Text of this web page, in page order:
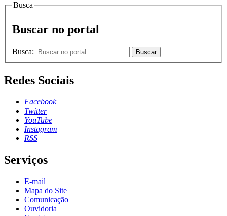
Busca
Buscar no portal
Busca: Buscar
Redes Sociais
Facebook
Twitter
YouTube
Instagram
RSS
Serviços
E-mail
Mapa do Site
Comunicação
Ouvidoria